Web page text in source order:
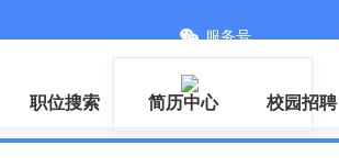
服务号
职位搜索 简历中心 校园招聘